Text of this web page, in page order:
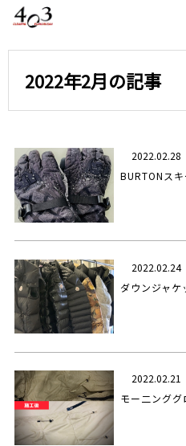
2022年2月の記事
2022.02.28
BURTONス
2022.02.24
ダウンジャ
2022.02.21
モー二ング